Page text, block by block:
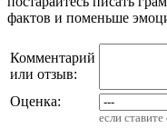
фактов и поменьше
Комментарий
или отзыв:
Оценка:
если